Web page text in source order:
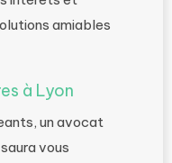
amiables
à Lyon
un avocat
vous